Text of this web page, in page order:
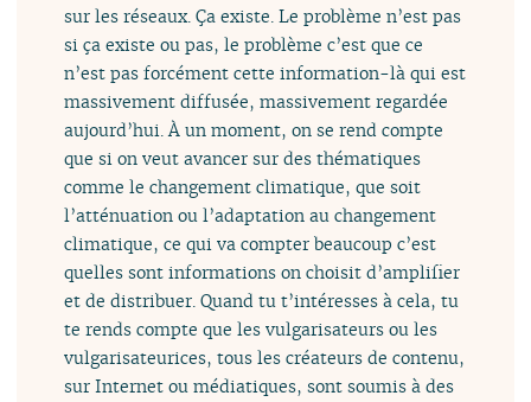
sur les réseaux. Ça existe. Le problème n’est pas
si ça existe ou pas, le problème c’est que ce
n’est pas forcément cette information-là qui est
massivement diffusée, massivement regardée
aujourd’hui. À un moment, on se rend compte
que si on veut avancer sur des thématiques
comme le changement climatique, que soit
l’atténuation ou l’adaptation au changement
climatique, ce qui va compter beaucoup c’est
quelles sont informations on choisit d’amplifier
et de distribuer. Quand tu t’intéresses à cela, tu
te rends compte que les vulgarisateurs ou les
vulgarisateurices, tous les créateurs de contenu,
sur Internet ou médiatiques, sont soumis à des